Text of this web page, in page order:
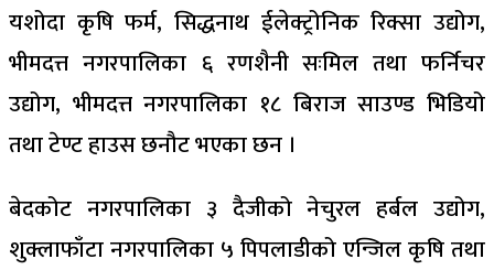
यशोदा कृषि फर्म, सिद्धनाथ ईलेक्ट्रोनिक रिक्सा उद्योग,
भीमदत्त नगरपालिका ६ रणशैनी सःमिल तथा फर्निचर
उद्योग, भीमदत्त नगरपालिका १८ बिराज साउण्ड भिडियो
तथा टेण्ट हाउस छनौट भएका छन ।
बेदकोट नगरपालिका ३ दैजीको नेचुरल हर्बल उद्योग,
शुक्लाफाँटा नगरपालिका ५ पिपलाडीको एन्जिल कृषि तथा